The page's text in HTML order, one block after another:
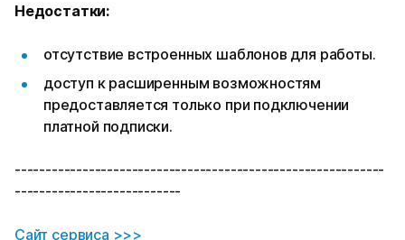
Недостатки:
отсутствие встроенных шаблонов для работы.
доступ к расширенным возможностям
предоставляется только при подключении
платной подписки.
------------------------------------------------------------
---------------------------
Сайт сервиса >>>